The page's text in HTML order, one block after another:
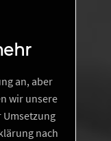
an, aber
wir unsere
nach